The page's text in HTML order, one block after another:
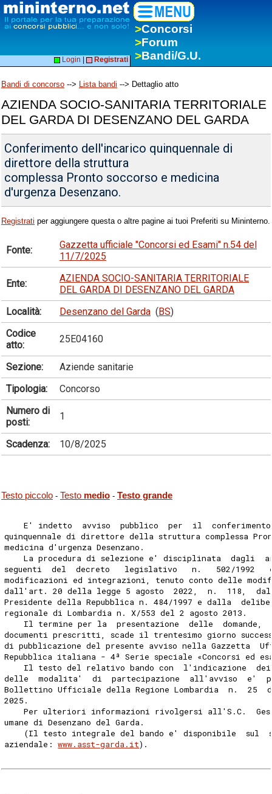
>Concorsi
>Forum
>Bandi/G.U.
Login Registrati
Bandi di concorso --> Lista bandi --> Dettaglio atto
AZIENDA SOCIO-SANITARIA TERRITORIALE
DEL GARDA DI DESENZANO DEL GARDA
Conferimento dell'incarico quinquennale di
direttore della struttura
complessa Pronto soccorso e medicina
d'urgenza Desenzano.
Registrati per aggiungere questa o altre pagine ai tuoi Preferiti su Mininterno.
Fonte:
Gazzetta ufficiale "Concorsi ed Esami" n.54 del
11/7/2025
Ente:
AZIENDA SOCIO-SANITARIA TERRITORIALE
DEL GARDA DI DESENZANO DEL GARDA
Località:
Desenzano del Garda (BS)
Codice
atto:
25E04160
Sezione:
Aziende sanitarie
Tipologia:
Concorso
Numero di
posti:
1
Scadenza: 10/8/2025
Testo piccolo - Testo medio - Testo grande
E' indetto  avviso  pubblico  per  il
quinquennale di direttore della struttura complessa
medicina d'urgenza Desenzano.
La procedura di selezione e' disciplinata  dagli
seguenti  del  decreto   legislativo   n.   502/1992
modificazioni ed integrazioni, tenuto conto delle
dall'art. 20 della legge 5 agosto  2022,  n.  118,
Presidente della Repubblica n. 484/1997 e dalla
regionale di Lombardia n. X/553 del 2 agosto 2013.
Il termine per la  presentazione  delle  domande,
documenti prescritti, scade il trentesimo giorno
di pubblicazione del presente avviso nella Gazzetta
Repubblica italiana - 4ª Serie speciale «Concorsi ed
Il testo del relativo bando con  l'indicazione
delle  modalita'  di  partecipazione  all'avviso  e'
Bollettino Ufficiale della Regione Lombardia  n.  25
2025.
Per ulteriori informazioni rivolgersi all'S.C.
umane di Desenzano del Garda.
(Il testo integrale del bando e' disponibile  sul
aziendale: www.asst-garda.it).